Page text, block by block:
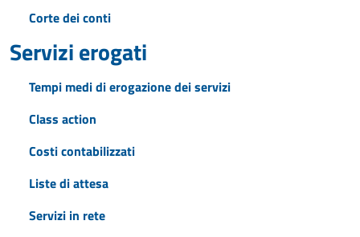
Corte dei conti
Servizi erogati
Tempi medi di erogazione dei servizi
Class action
Costi contabilizzati
Liste di attesa
Servizi in rete